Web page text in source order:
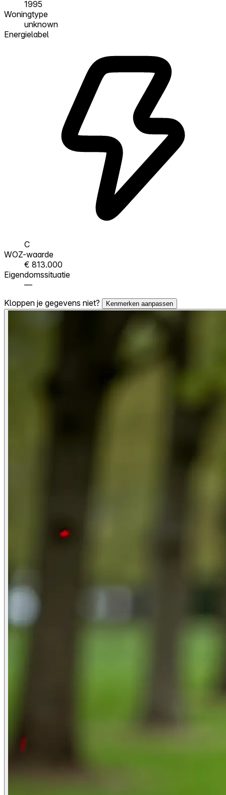
1995
Woningtype
unknown
Energielabel
C
WOZ-waarde
€ 813.000
Eigendomssituatie
—
Kloppen je gegevens niet?
Kenmerken aanpassen